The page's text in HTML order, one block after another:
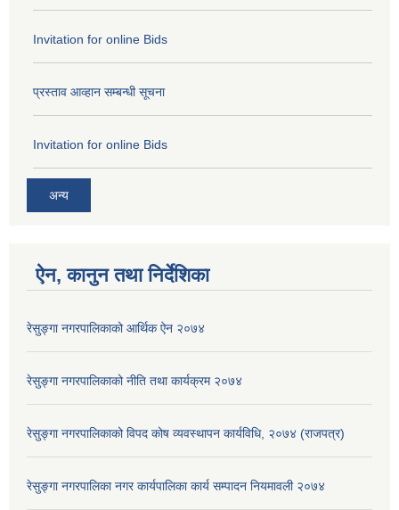
Invitation for online Bids
प्रस्ताव आव्हान सम्बन्धी सूचना
Invitation for online Bids
अन्य
ऐन, कानुन तथा निर्देशिका
रेसुङ्गा नगरपालिकाको आर्थिक ऐन २०७४
रेसुङ्गा नगरपालिकाको नीति तथा कार्यक्रम २०७४
रेसुङ्गा नगरपालिकाको विपद कोष व्यवस्थापन कार्यविधि, २०७४ (राजपत्र)
रेसुङ्गा नगरपालिका नगर कार्यपालिका कार्य सम्पादन नियमावली २०७४